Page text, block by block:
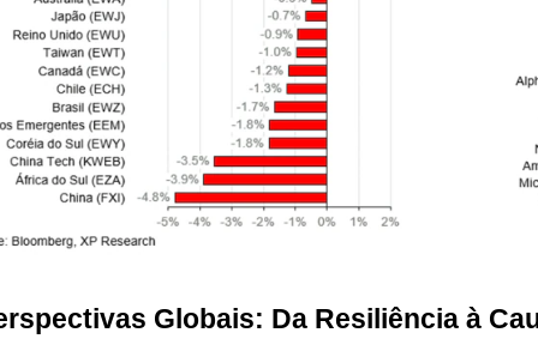
Globais: Da Resiliência à